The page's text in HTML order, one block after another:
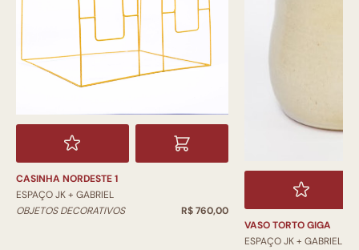
CASINHA NORDESTE 1
ESPAÇO JK + GABRIEL
OBJETOS DECORATIVOS
R$ 760,00
VASO TORTO GIGA
ESPAÇO JK + GABRIEL